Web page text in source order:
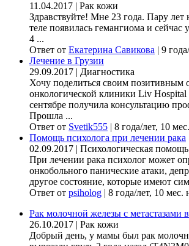
11.04.2017 | Рак кожи
Здравствуйте! Мне 23 года. Пару лет
теле появилась гемангиома и сейчас
4 ...
Ответ от Екатерина Савикова | 9
Лечение в Грузии
29.09.2017 | Диагностика
Хочу поделиться своим позитивным
онкологической клиники Liv
сентябре получила консультацию
Прошла ...
Ответ от Svetik555 | 8 года/лет, 10
Помощь психолога при лечении рака
02.09.2017 | Психологическая помощь
При лечении рака психолог может
онкобольного панические атаки,
другое состояние, которые имеют
Ответ от psiholog | 8 года/лет, 10 мес.
Рак молочной железы с метастазами
26.10.2017 | Рак кожи
Добрый день, у мамы был рак